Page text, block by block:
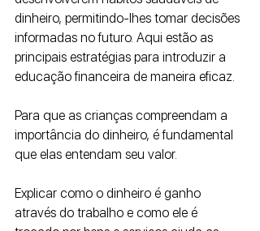
dinheiro, permitindo-lhes tomar decisões
informadas no futuro. Aqui estão as
principais estratégias para introduzir a
educação financeira de maneira eficaz.
Para que as crianças compreendam a
importância do dinheiro, é fundamental
que elas entendam seu valor.
Explicar como o dinheiro é ganho
através do trabalho e como ele é